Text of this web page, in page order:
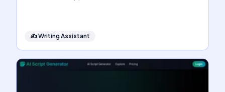
✍️Writing Assistant